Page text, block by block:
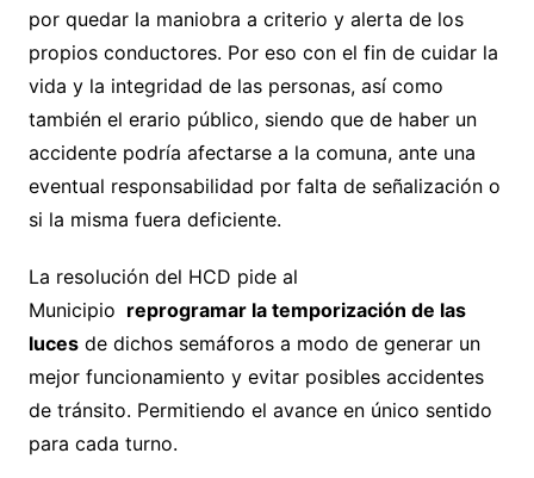
por quedar la maniobra a criterio y alerta de los
propios conductores. Por eso con el fin de cuidar la
vida y la integridad de las personas, así como
también el erario público, siendo que de haber un
accidente podría afectarse a la comuna, ante una
eventual responsabilidad por falta de señalización o
si la misma fuera deficiente.
La resolución del HCD pide al
Municipio reprogramar la temporización de las
lucesde dichos semáforos a modo de generar un
mejor funcionamiento y evitar posibles accidentes
de tránsito. Permitiendo el avance en único sentido
para cada turno.